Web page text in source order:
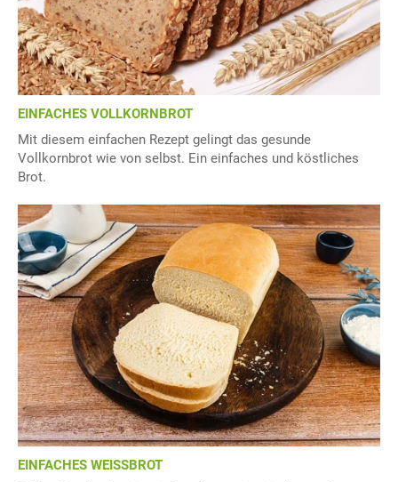
EINFACHES VOLLKORNBROT
Mit diesem einfachen Rezept gelingt das gesunde
Vollkornbrot wie von selbst. Ein einfaches und köstliches
Brot.
EINFACHES WEISSBROT